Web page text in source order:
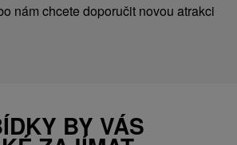
nám chcete doporučit novou atrakci
BY VÁS